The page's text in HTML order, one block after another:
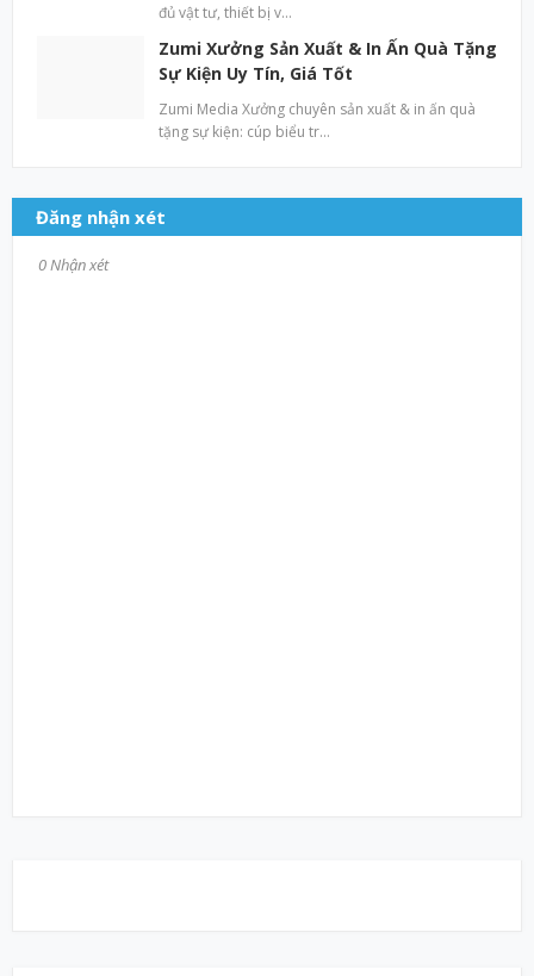
đủ vật tư, thiết bị v…
Zumi Xưởng Sản Xuất & In Ấn Quà Tặng
Sự Kiện Uy Tín, Giá Tốt
Zumi Media Xưởng chuyên sản xuất & in ấn quà
tặng sự kiện: cúp biểu tr…
Đăng nhận xét
0 Nhận xét